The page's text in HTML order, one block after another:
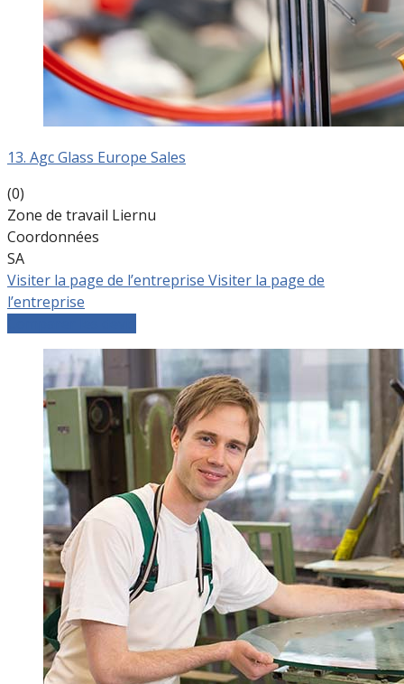
13. Agc Glass Europe Sales
(0)
Zone de travail Liernu
Coordonnées
SA
Visiter la page de l’entreprise Visiter la page de
l’entreprise